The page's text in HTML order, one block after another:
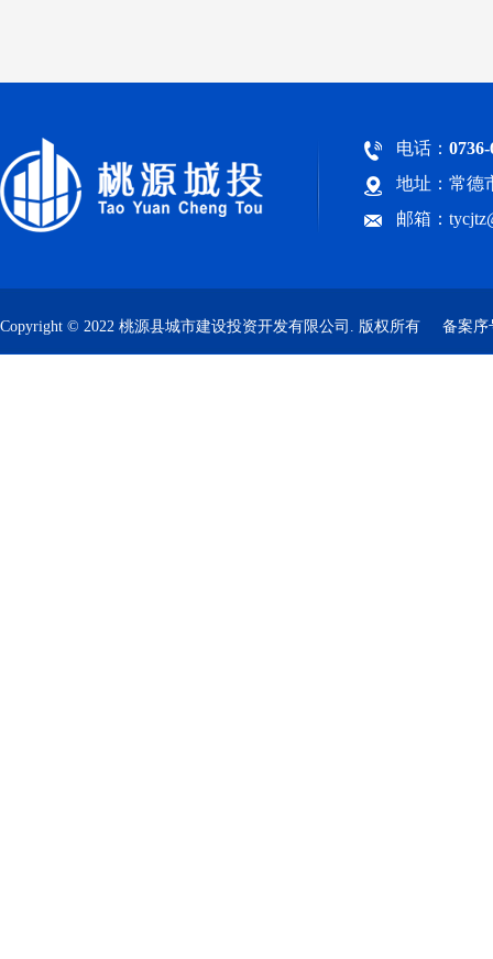
电话：
地址：常德
邮箱：
Copyright © 2022 桃源县城市建设投资开发有限公司. 版权所有 备案序